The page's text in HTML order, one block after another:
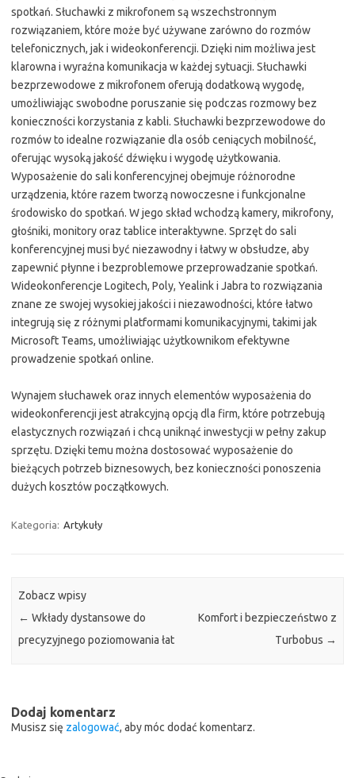
spotkań. Słuchawki z mikrofonem są wszechstronnym
rozwiązaniem, które może być używane zarówno do rozmów
telefonicznych, jak i wideokonferencji. Dzięki nim możliwa jest
klarowna i wyraźna komunikacja w każdej sytuacji. Słuchawki
bezprzewodowe z mikrofonem oferują dodatkową wygodę,
umożliwiając swobodne poruszanie się podczas rozmowy bez
konieczności korzystania z kabli. Słuchawki bezprzewodowe do
rozmów to idealne rozwiązanie dla osób ceniących mobilność,
oferując wysoką jakość dźwięku i wygodę użytkowania.
Wyposażenie do sali konferencyjnej obejmuje różnorodne
urządzenia, które razem tworzą nowoczesne i funkcjonalne
środowisko do spotkań. W jego skład wchodzą kamery, mikrofony,
głośniki, monitory oraz tablice interaktywne. Sprzęt do sali
konferencyjnej musi być niezawodny i łatwy w obsłudze, aby
zapewnić płynne i bezproblemowe przeprowadzanie spotkań.
Wideokonferencje Logitech, Poly, Yealink i Jabra to rozwiązania
znane ze swojej wysokiej jakości i niezawodności, które łatwo
integrują się z różnymi platformami komunikacyjnymi, takimi jak
Microsoft Teams, umożliwiając użytkownikom efektywne
prowadzenie spotkań online.
Wynajem słuchawek oraz innych elementów wyposażenia do
wideokonferencji jest atrakcyjną opcją dla firm, które potrzebują
elastycznych rozwiązań i chcą uniknąć inwestycji w pełny zakup
sprzętu. Dzięki temu można dostosować wyposażenie do
bieżących potrzeb biznesowych, bez konieczności ponoszenia
dużych kosztów początkowych.
Kategoria: Artykuły
Zobacz wpisy
← Wkłady dystansowe do
precyzyjnego poziomowania łat
Komfort i bezpieczeństwo z
Turbobus →
Dodaj komentarz
Musisz się zalogować, aby móc dodać komentarz.